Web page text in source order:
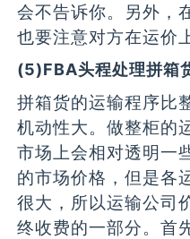
会不告诉你。另外，
也要注意对方在运价上
(5)FBA头程处理拼箱
拼箱货的运输程序比
机动性大。做整柜的
市场上会相对透明一
的市场价格，但是各
很大，所以运输公司
终收费的一部分。首